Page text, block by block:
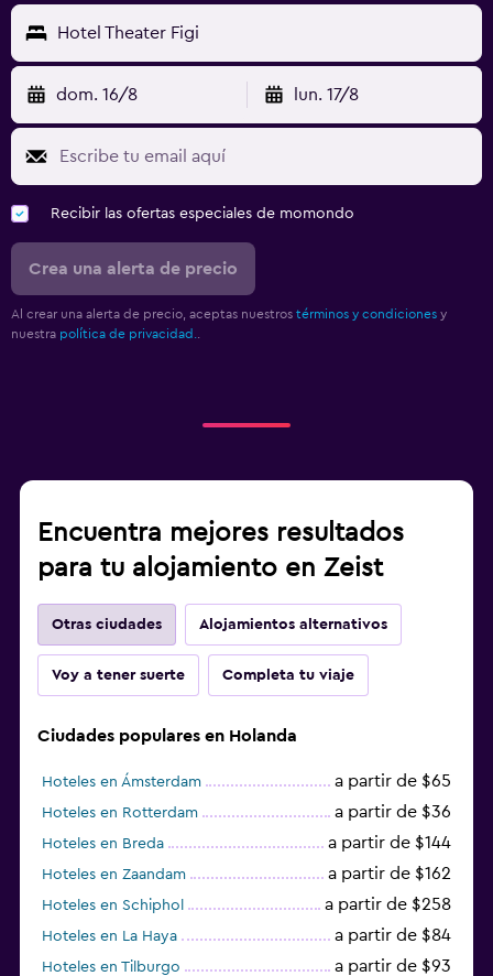
Hotel Theater Figi
dom. 16/8 lun. 17/8
Recibir las ofertas especiales de momondo
Crea una alerta de precio
Al crear una alerta de precio, aceptas nuestros términos y condiciones y
nuestra política de privacidad.
Encuentra mejores resultados
para tu alojamiento en Zeist
Otras ciudades Alojamientos alternativos
Voy a tener suerte Completa tu viaje
Ciudades populares en Holanda
Hoteles en Ámsterdam a partir de $65
Hoteles en Rotterdam a partir de $36
Hoteles en Breda a partir de $144
Hoteles en Zaandam a partir de $162
Hoteles en Schiphol a partir de $258
Hoteles en La Haya a partir de $84
Hoteles en Tilburgo a partir de $93